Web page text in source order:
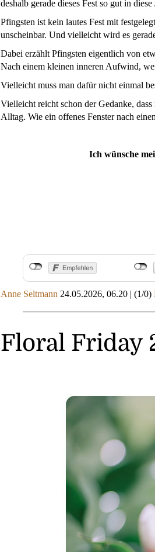
deshalb gerade dieses Fest so gut in diese
Pfingsten ist kein lautes Fest mit
unscheinbar. Und vielleicht wird es
Dabei erzählt Pfingsten eigentlich von
Nach einem kleinen inneren Aufwind,
Vielleicht muss man dafür nicht einmal
Vielleicht reicht schon der Gedanke,
Alltag. Wie ein offenes Fenster nach
Ich wünsche
Anne Seltmann 24.05.2026, 06.20 | (1/0)
Floral Friday